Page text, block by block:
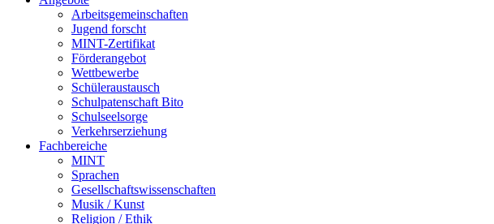
Arbeitsgemeinschaften
Jugend forscht
MINT-Zertifikat
Förderangebot
Wettbewerbe
Schüleraustausch
Schulpatenschaft Bito
Schulseelsorge
Verkehrserziehung
Fachbereiche
MINT
Sprachen
Gesellschaftswissenschaften
Musik / Kunst
Religion / Ethik